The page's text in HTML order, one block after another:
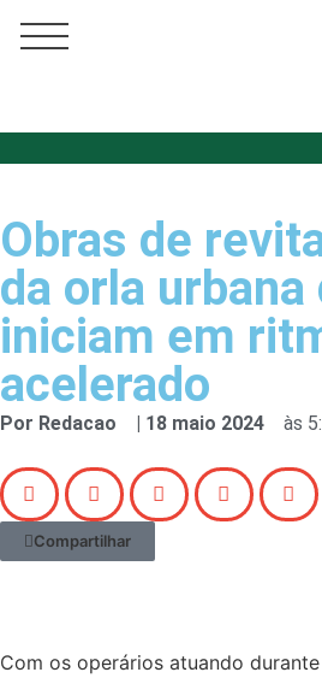
Obras de
da orla urbana
iniciam em
acelerado
Por Redacao | 18 maio 2024 às
Compartilhar
Com os operários atuando